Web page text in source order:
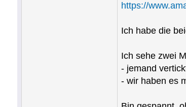
https://
Ich habe die
Ich sehe zwei
- jemand
- wir haben es